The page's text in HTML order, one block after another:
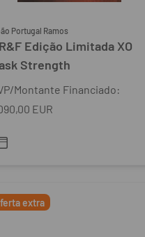
Portugal Ramos
Edição Limitada XO
Strength
Montante Financiado:
EUR
extra